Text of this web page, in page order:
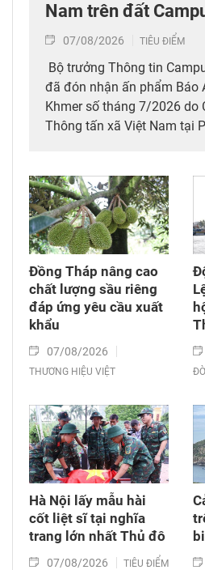
Nam trên đất
07/08/2026 TIÊU ĐIỂM
Bộ trưởng Thông tin
đã đón nhận ấn phẩm Báo
Khmer số tháng 7/2026 do
Thông tấn xã Việt Nam tại
Đồng Tháp nâng cao
chất lượng sầu riêng
đáp ứng yêu cầu xuất
khẩu
07/08/2026
THƯƠNG HIỆU VIỆT
Hà Nội lấy mẫu hài
cốt liệt sĩ tại nghĩa
trang lớn nhất Thủ đô
07/08/2026 TIÊU ĐIỂM